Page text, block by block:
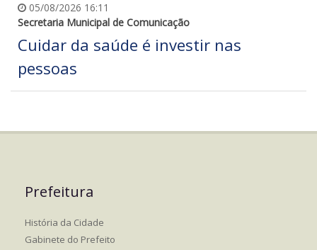
05/08/2026 16:11
Secretaria Municipal de Comunicação
Cuidar da saúde é investir nas
pessoas
Prefeitura
História da Cidade
Gabinete do Prefeito